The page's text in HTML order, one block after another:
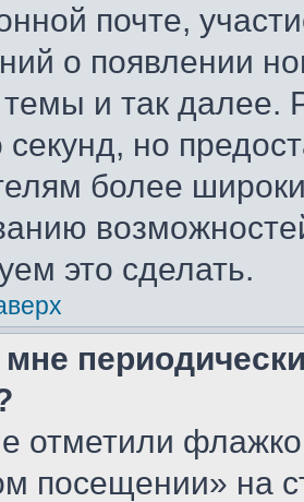
почте,
о появлении
и так далее.
секунд, но
более
это сделать.
отметили
посещении» на